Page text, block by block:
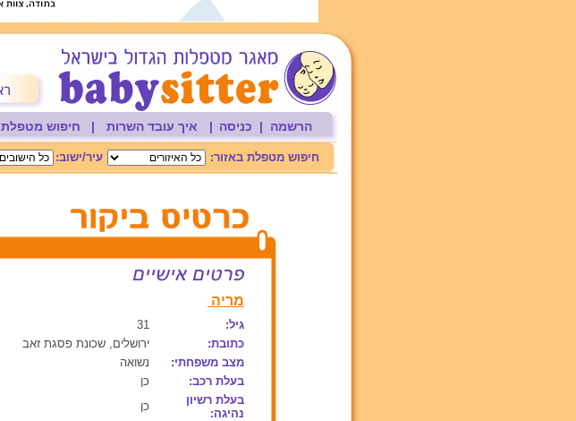
הרשמה | כניסה | איך עובד השרות | חיפוש מטפלת
חיפוש מטפלת באזור: עיר/ישוב:
מריה
גיל:
31
כתובת:
ירושלים, שכונת פסגת זאב
מצב משפחתי:
נשואה
בעלת רכב:
כן
בעלת רשיון
נהיגה:
כן